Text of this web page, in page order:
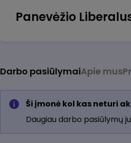
Panevėžio
Darbo pasiūlymaiApie mus
Ši įmonė kol kas neturi
Daugiau darbo pasiūlymų